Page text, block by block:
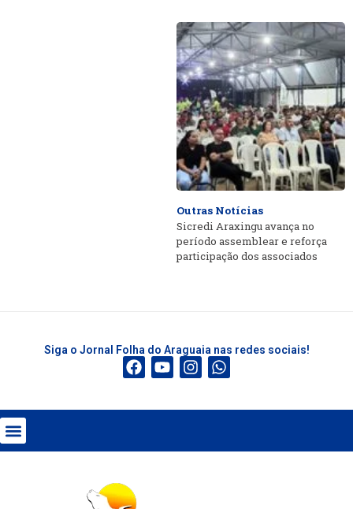
Outras Notícias
Sicredi Araxingu avança no
período assemblear e reforça
participação dos associados
Siga o Jornal Folha do Araguaia nas redes sociais!